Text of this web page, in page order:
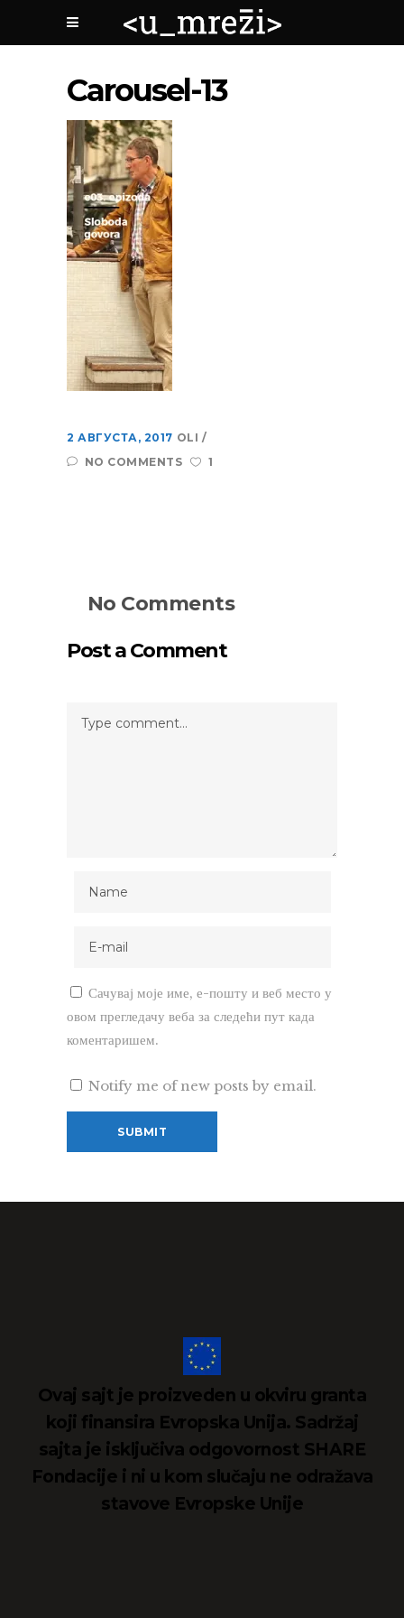
Carousel-13
2 АВГУСТА, 2017 OLI
NO COMMENTS
1
No Comments
Post a Comment
Сачувај моје име, е-пошту и веб место у
овом прегледачу веба за следећи пут када
коментаришем.
Notify me of new posts by email.
Ovaj sajt je proizveden u okviru granta
koji finansira Evropska Unija. Sadržaj
sajta je isključiva odgovornost SHARE
Fondacije i ni u kom slučaju ne odražava
stavove Evropske Unije